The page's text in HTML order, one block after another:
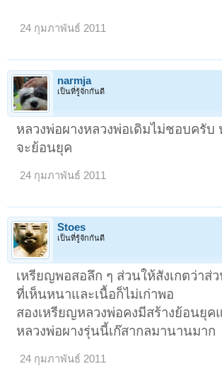
24 กุมภาพันธ์ 2011
narmja
เป็นที่รู้จักกันดี
หลวงพ่อผางหลวงพ่อเดิมไม่ชอบครับ
จะย้อนยุค
24 กุมภาพันธ์ 2011
Stoes
เป็นที่รู้จักกันดี
เหรียญพอสอลึก ๆ ส่วนให้สังเกตว่าส่
ที่เห็นหนาและเนื้อก็ไม่เก่าพอ
สองเหรียญหลวงพ่อคงมีสร้างย้อนยุค
หลวงพ่อผางรุ่นนี้เก๊สากลมานานมาก
24 กุมภาพันธ์ 2011